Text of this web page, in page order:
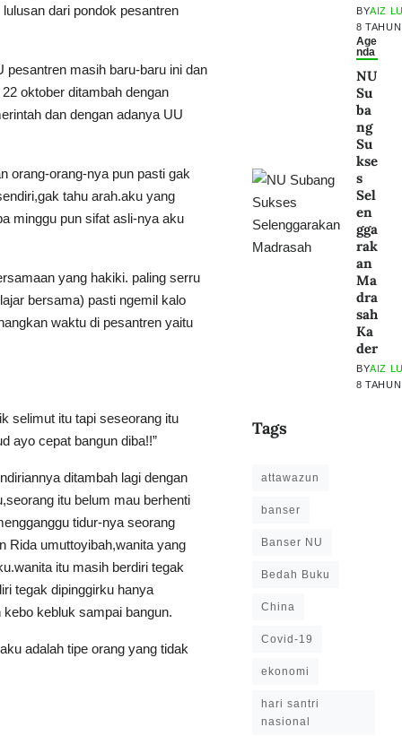
dari pondok pesantren
pesantren masih baru-baru ini dan
oktober ditambah dengan
dan dengan adanya UU
orang-orang-nya pun pasti gak
tahu arah.aku yang
minggu pun sifat asli-nya aku
yang hakiki. paling serru
bersama) pasti ngemil kalo
waktu di pesantren yaitu
selimut itu tapi seseorang itu
ayo cepat bangun diba!!”
ditambah lagi dengan
itu belum mau berhenti
tidur-nya seorang
Rida umuttoyibah,wanita yang
itu masih berdiri tegak
tegak dipinggirku hanya
kebluk sampai bangun.
adalah tipe orang yang tidak
BYAIZ
8
Age
nda
NU
Su
ba
ng
Su
kse
s
Sel
en
gga
rak
an
Ma
dra
sah
Ka
der
BYAIZ
8
Tags
attawazun
banser
Banser NU
Bedah Buku
China
Covid-19
ekonomi
hari santri
nasional